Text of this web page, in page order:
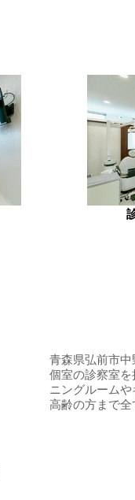
青森県弘前市
個室の診察室
ニングルーム
高齢の方まで全